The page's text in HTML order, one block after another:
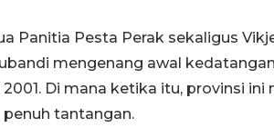
Panitia Pesta Perak sekaligus
mengenang awal
Di mana ketika itu, provinsi
tantangan.